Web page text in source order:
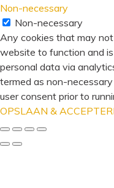
Non-necessary
Non-necessary
Any cookies that may
website to function and
personal data via
termed as non-
user consent prior to
OPSLAAN &